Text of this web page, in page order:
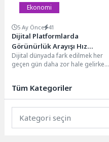
Ekonomi
5 Ay Önce 41
Dijital Platformlarda
Görünürlük Arayışı Hız
Kazandı
Dijital dünyada fark edilmek her
geçen gün daha zor hale gelirken,
Tüm Kategoriler